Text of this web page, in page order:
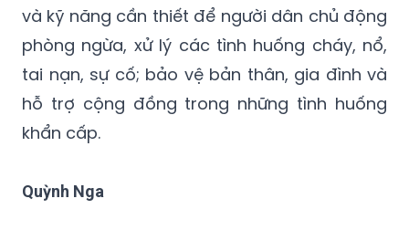
và kỹ năng cần thiết để người dân chủ động
phòng ngừa, xử lý các tình huống cháy, nổ,
tai nạn, sự cố; bảo vệ bản thân, gia đình và
hỗ trợ cộng đồng trong những tình huống
khẩn cấp.
Quỳnh Nga